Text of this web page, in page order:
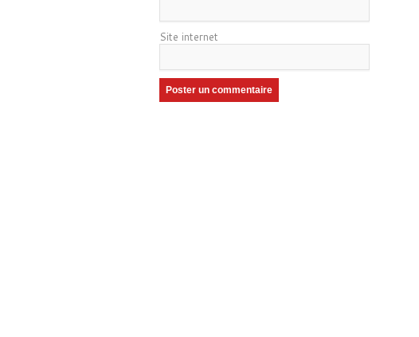
Site internet